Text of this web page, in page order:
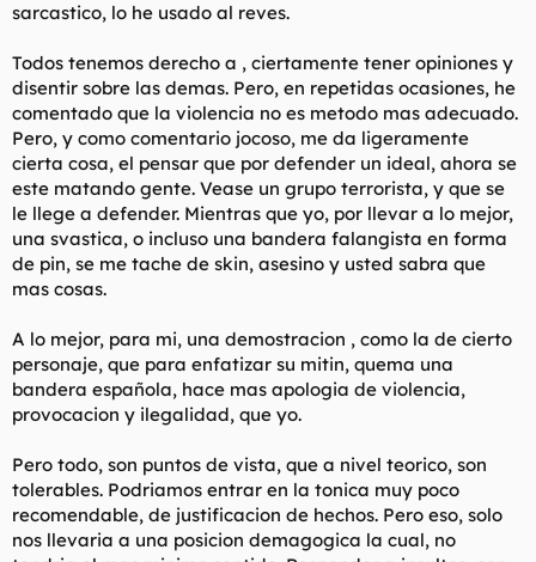
sarcastico, lo he usado al reves.
Todos tenemos derecho a , ciertamente tener opiniones y
disentir sobre las demas. Pero, en repetidas ocasiones, he
comentado que la violencia no es metodo mas adecuado.
Pero, y como comentario jocoso, me da ligeramente
cierta cosa, el pensar que por defender un ideal, ahora se
este matando gente. Vease un grupo terrorista, y que se
le llege a defender. Mientras que yo, por llevar a lo mejor,
una svastica, o incluso una bandera falangista en forma
de pin, se me tache de skin, asesino y usted sabra que
mas cosas.
A lo mejor, para mi, una demostracion , como la de cierto
personaje, que para enfatizar su mitin, quema una
bandera española, hace mas apologia de violencia,
provocacion y ilegalidad, que yo.
Pero todo, son puntos de vista, que a nivel teorico, son
tolerables. Podriamos entrar en la tonica muy poco
recomendable, de justificacion de hechos. Pero eso, solo
nos llevaria a una posicion demagogica la cual, no